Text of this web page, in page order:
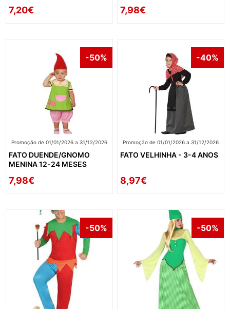
7,20€ 7,98€
-50%
Promoção de 01/01/2026 a 31/12/2026
FATO DUENDE/GNOMO
MENINA 12-24 MESES
7,98€
-40%
Promoção de 01/01/2026 a 31/12/2026
FATO VELHINHA - 3-4 ANOS
8,97€
-50% -50%